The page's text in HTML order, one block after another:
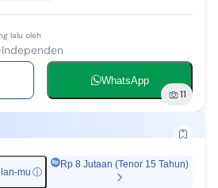
lalu oleh
Independen
WhatsApp
11
mu ⓘ
Rp 8 Jutaan (Tenor 15 Tahun)